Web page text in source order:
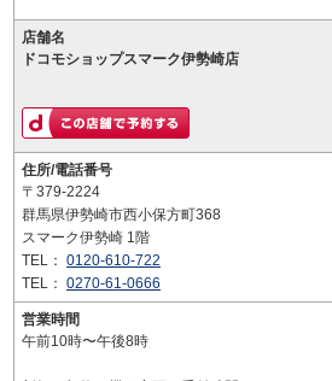
店舗名
ドコモショップスマーク伊勢崎店
住所/電話番号
〒379-2224
群馬県伊勢崎市西小保方町368
スマーク伊勢崎 1階
TEL： 0120-610-722
TEL： 0270-61-0666
営業時間
午前10時〜午後8時